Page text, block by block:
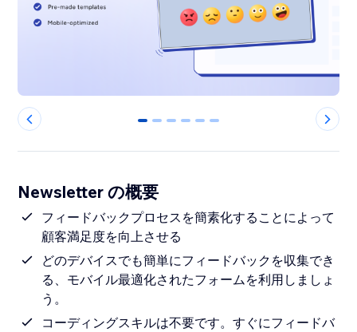
0 1 2 3 4 5
Newsletter の概要
フィードバックプロセスを簡素化することによって
顧客満足度を向上させる
どのデバイスでも簡単にフィードバックを収集でき
る、モバイル最適化されたフォームを利用しましょ
う。
コーディングスキルは不要です。すぐにフィードバ